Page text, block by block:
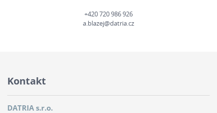
+420 720 986 926
a.blazej@datria.cz
Kontakt
DATRIA s.r.o.